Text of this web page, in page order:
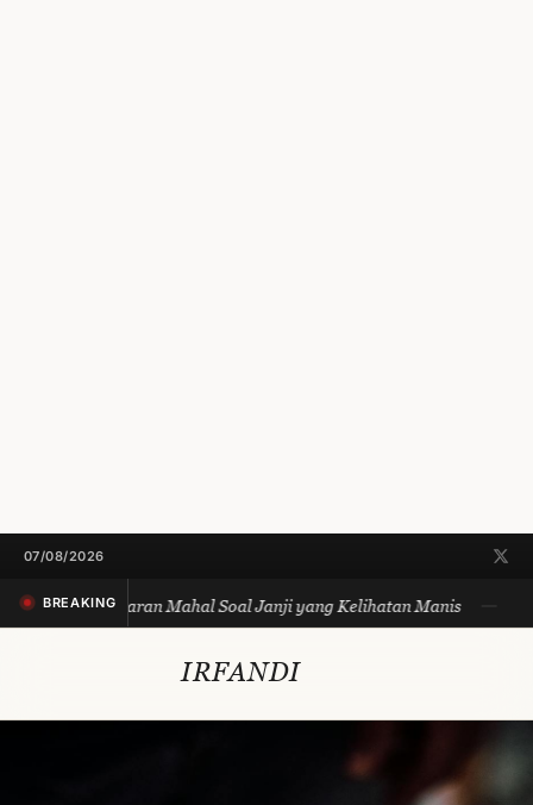
07/08/2026
BREAKING
Biru: Pelajaran Mahal Soal Janji yang Kelihatan Manis
IRFANDI